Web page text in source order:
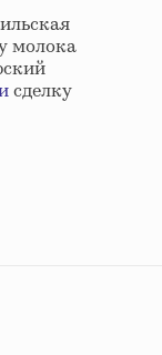
молока
сделку